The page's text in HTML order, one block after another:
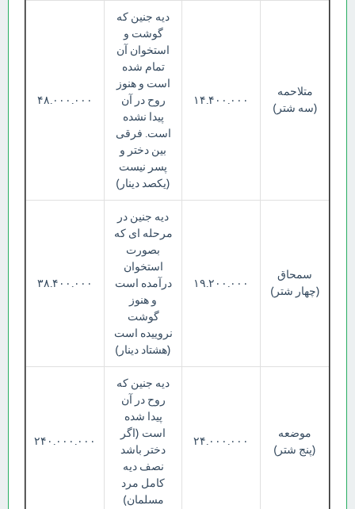
متلاحمه
(سه شتر)
۱۴.۴۰۰.۰۰۰
دیه جنین که
گوشت و
استخوان آن
تمام شده
است و هنوز
روح در آن
پیدا نشده
است. فرقی
بین دختر و
پسر نیست
(یکصد دینار)
۴۸.۰۰۰.۰۰۰
سمحاق
(چهار شتر)
۱۹.۲۰۰.۰۰۰
دیه جنین در
مرحله ای که
بصورت
استخوان
درآمده است
و هنوز
گوشت
نروییده است
(هشتاد دینار)
۳۸.۴۰۰.۰۰۰
موضعه
(پنج شتر)
۲۴.۰۰۰.۰۰۰
دیه جنین که
روح در آن
پیدا شده
است (اگر
دختر باشد
نصف دیه
کامل مرد
مسلمان)
۲۴۰.۰۰۰.۰۰۰